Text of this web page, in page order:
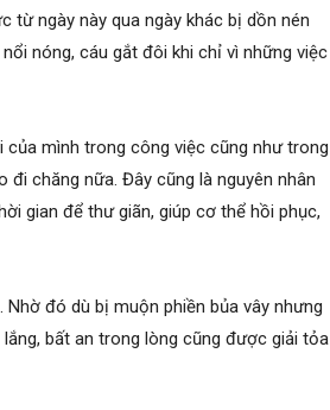
từ ngày này qua ngày khác bị dồn nén
nóng, cáu gắt đôi khi chỉ vì những việc
mình trong công việc cũng như trong
chăng nữa. Đây cũng là nguyên nhân
gian để thư giãn, giúp cơ thể hồi phục,
đó dù bị muộn phiền bủa vây nhưng
bất an trong lòng cũng được giải tỏa